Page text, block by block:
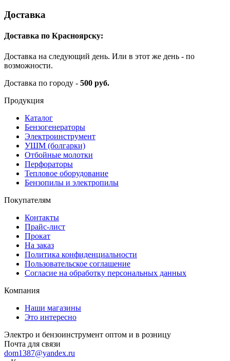
Доставка
Доставка по Красноярску:
Доставка на следующий день. Или в этот же день - по
возможности.
Доставка по городу - 500 руб.
Продукция
Каталог
Бензогенераторы
Электроинструмент
УШМ (болгарки)
Отбойные молотки
Перфораторы
Тепловое оборудование
Бензопилы и электропилы
Покупателям
Контакты
Прайс-лист
Прокат
На заказ
Политика конфиденциальности
Пользовательское соглашение
Согласие на обработку персональных данных
Компания
Наши магазины
Это интересно
Электро и бензоинструмент оптом и в розницу
Почта для связи
dom1387@yandex.ru